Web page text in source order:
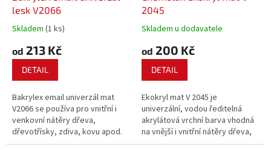
lesk V2066
Skladem (1 ks)
od 213 Kč
DETAIL
Bakrylex email univerzál mat
V2066 se používa pro vnitřní i
venkovní nátěry dřeva,
dřevotřísky, zdiva, kovu apod.
Barva splňuje požadavky
2045
Skladem u dodavatele
od 200 Kč
DETAIL
Ekokryl mat V 2045 je
univerzální, vodou ředitelná
akrylátová vrchní barva vhodná
na vnější i vnitřní nátěry dřeva,
dřevovláknitých desek,